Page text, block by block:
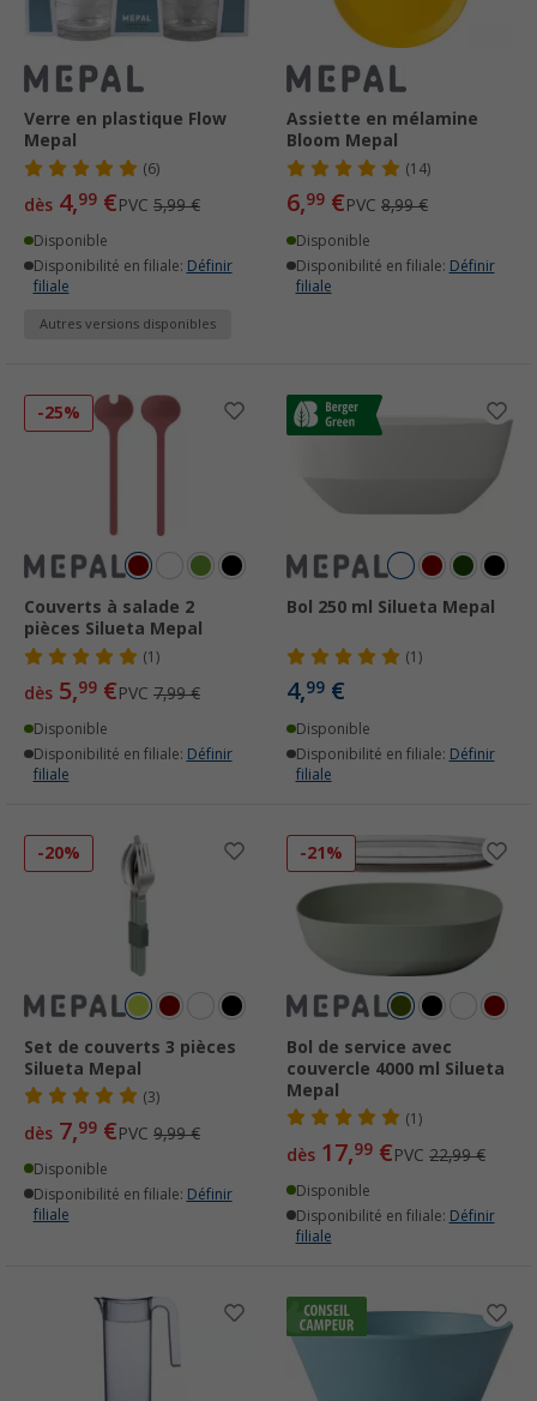
Verre en plastique Flow
Mepal
(6)
dès 4,99 €PVC 5,99 €
Disponible
Disponibilité en filiale: Définir
filiale
Autres versions disponibles
Assiette en mélamine
Bloom Mepal
(14)
6,99 €PVC 8,99 €
Disponible
Disponibilité en filiale: Définir
filiale
-25%
Couverts à salade 2
pièces Silueta Mepal
(1)
dès 5,99 €PVC 7,99 €
Disponible
Disponibilité en filiale: Définir
filiale
Bol 250 ml Silueta Mepal
(1)
4,99 €
Disponible
Disponibilité en filiale: Définir
filiale
-20%
Set de couverts 3 pièces
Silueta Mepal
(3)
dès 7,99 €PVC 9,99 €
Disponible
Disponibilité en filiale: Définir
filiale
-21%
Bol de service avec
couvercle 4000 ml Silueta
Mepal
(1)
dès 17,99 €PVC 22,99 €
Disponible
Disponibilité en filiale: Définir
filiale